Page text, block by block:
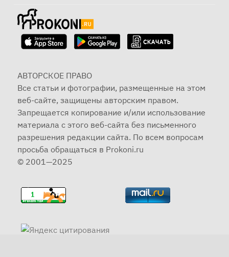
АВТОРСКОЕ ПРАВО
Все статьи и фотографии, размещенные на этом
веб-сайте, защищены авторским правом.
Запрещается копирование и/или использование
материала с этого веб-сайта без письменного
разрешения редакции сайта. По всем вопросам
просьба обращаться в Prokoni.ru
© 2001—2025